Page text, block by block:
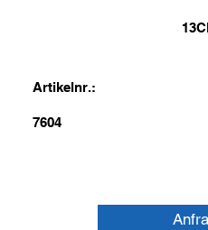
13
Artikelnr.:
7604